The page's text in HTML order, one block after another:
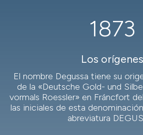
1873
Los orígenes
El nombre Degussa tiene su
de la «Deutsche Gold- und
vormals Roessler» en Fráncfort
las iniciales de esta
abreviatura